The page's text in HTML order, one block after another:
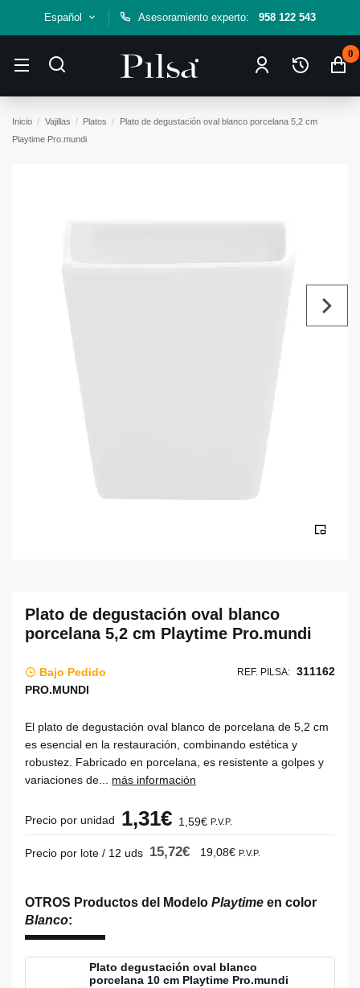
Español Asesoramiento experto: 958 122 543
0
Inicio Vajillas Platos
Plato de degustación oval blanco porcelana 5,2 cm
Playtime Pro.mundi
Plato de degustación oval blanco
porcelana 5,2 cm Playtime Pro.mundi
Bajo Pedido REF. PILSA: 311162
PRO.MUNDI
El plato de degustación oval blanco de porcelana de 5,2 cm
es esencial en la restauración, combinando estética y
robustez. Fabricado en porcelana, es resistente a golpes y
variaciones de... más información
Precio por unidad 1,31€ 1,59€ P.V.P.
Precio por lote / 12 uds 15,72€ 19,08€ P.V.P.
OTROS Productos del Modelo Playtime en color
Blanco:
Plato degustación oval blanco
porcelana 10 cm Playtime Pro.mundi